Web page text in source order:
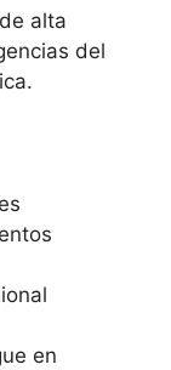
alta
del
en